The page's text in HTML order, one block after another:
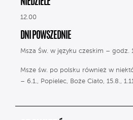
NIEDZIELE
12.00
DNI POWSZEDNIE
Msza Św. w języku czeskim – godz.
Msze św. po polsku również w
– 6.1., Popielec, Boże Ciało, 15.8., 1.11.